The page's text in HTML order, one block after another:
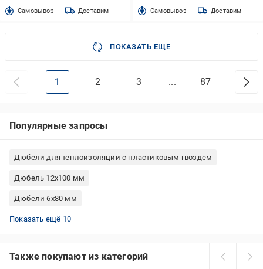
Cамовывоз Доставим Cамовывоз Доставим
ПОКАЗАТЬ ЕЩЕ
1 2 3 ... 87
Популярные запросы
Дюбели для теплоизоляции с пластиковым гвоздем
Дюбель 12x100 мм
Дюбели 6x80 мм
Дюбели-елки 10 мм
Дюбели 8x100 мм
Дюбели 10x60 мм
Дюбель 10x100 мм
Дюбели для теплоизоляции с металлическим гвоздем
Дюбели универсальные FISCHER
Дюбель 8x60 мм
Дюбель 12x80 мм
Дюбели 6х40 мм
Дюбель 6x60 мм
Показать ещё 10
Также покупают из категорий